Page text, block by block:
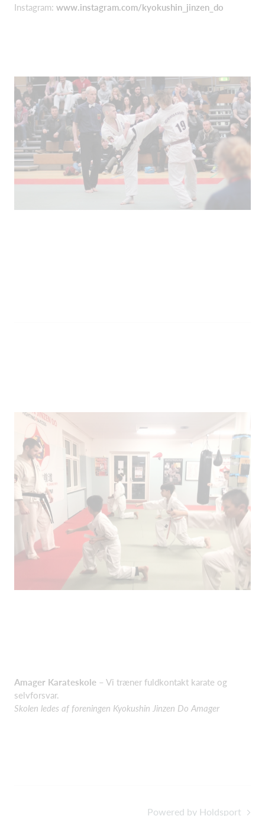
Instagram: www.instagram.com/kyokushin_jinzen_do
Amager Karateskole – Vi træner fuldkontakt karate og
selvforsvar.
Skolen ledes af foreningen Kyokushin Jinzen Do Amager
Powered by Holdsport